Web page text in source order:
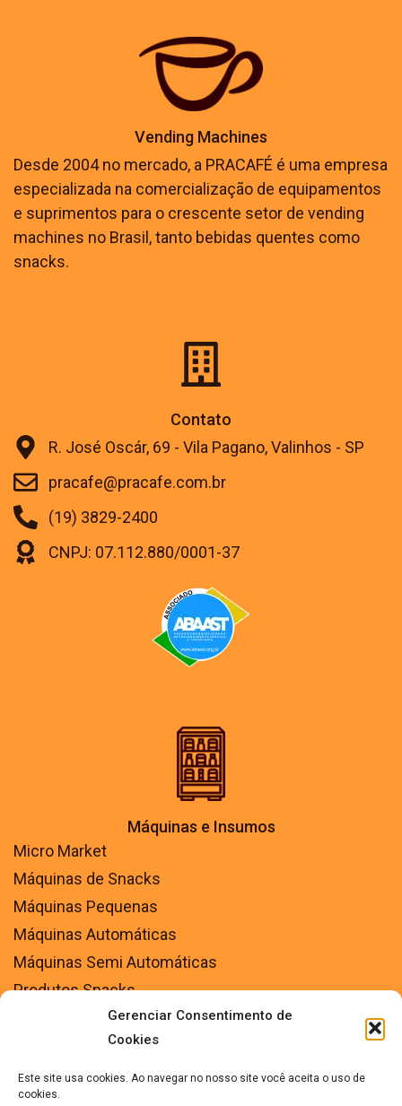
Gerenciar Consentimento de
Cookies
Este site usa cookies. Ao navegar no nosso site você aceita o uso de
cookies.
Vending Machines
Desde 2004 no mercado, a PRACAFÉ é uma empresa
especializada na comercialização de equipamentos
e suprimentos para o crescente setor de vending
machines no Brasil, tanto bebidas quentes como
snacks.
Contato
R. José Oscár, 69 - Vila Pagano, Valinhos - SP
pracafe@pracafe.com.br
(19) 3829-2400
CNPJ: 07.112.880/0001-37
Máquinas e Insumos
Micro Market
Máquinas de Snacks
Máquinas Pequenas
Máquinas Automáticas
Máquinas Semi Automáticas
Produtos Snacks
Insumos diversos